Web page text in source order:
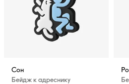
Сон
Бейдж к адреснику